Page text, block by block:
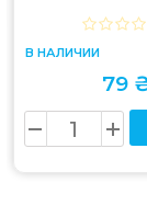
В НАЛИЧИИ
79